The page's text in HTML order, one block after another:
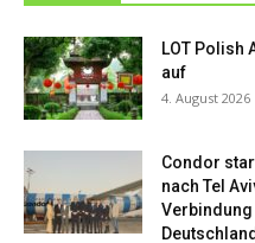
LOT Polish
auf
4. August 2026
Condor
nach Tel